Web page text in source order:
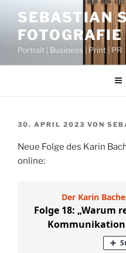
Inhalt
springen
SEBASTIAN
FOTOGRAFIE
Portrait | Business | Print | PR
VERÖFFENTLICHT
30. APRIL 2023 VON
Neue Folge des Karin
online: